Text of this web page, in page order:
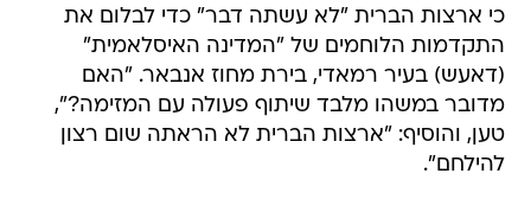
כי ארצות הברית "לא עשתה דבר" כדי לבלום את
התקדמות הלוחמים של "המדינה האיסלאמית"
(דאעש) בעיר רמאדי, בירת מחוז אנבאר. "האם
מדובר במשהו מלבד שיתוף פעולה עם המזימה?",
טען, והוסיף: "ארצות הברית לא הראתה שום רצון
להילחם".